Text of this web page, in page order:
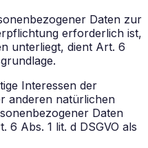
Daten zur
erforderlich ist,
unterliegt, dient Art. 6
Interessen der
anderen natürlichen
Daten
Abs. 1 lit. d DSGVO als